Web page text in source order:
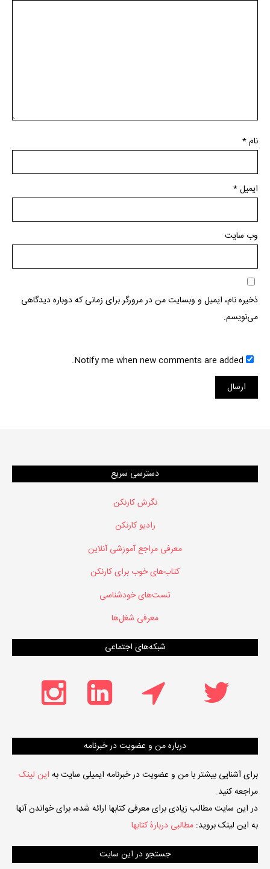
نام*
ایمیل*
وب‌ سایت
ذخیره نام، ایمیل و وبسایت من در مرورگر برای زمانی که دوباره دیدگاهی
می‌نویسم.
Notify me when new comments are added.
دسترسی سریع
نگرش کارنکن
رادیو کارنکن
معرفی مراجع آموزشی آنلاین
کتاب‌های خوب برای کارنکن
تست‌های خودشناسی
معرفی شغل‌ها
شبکه‌های اجتماعی
درباره من و عضویت در خبرنامه
برای آشنایی بیشتر با من و عضویت در خبرنامه ایمیلی سایت به این لینک
مراجعه کنید.
در این سایت مطالب زیادی برای معرفی کتابها ارائه شده، برای خواندن آنها
به این لینک بروید: مطالبی دربارۀ کتابها
جستجو در این سایت